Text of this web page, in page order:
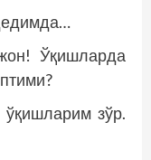
Ўқиш­ларда
зўр.